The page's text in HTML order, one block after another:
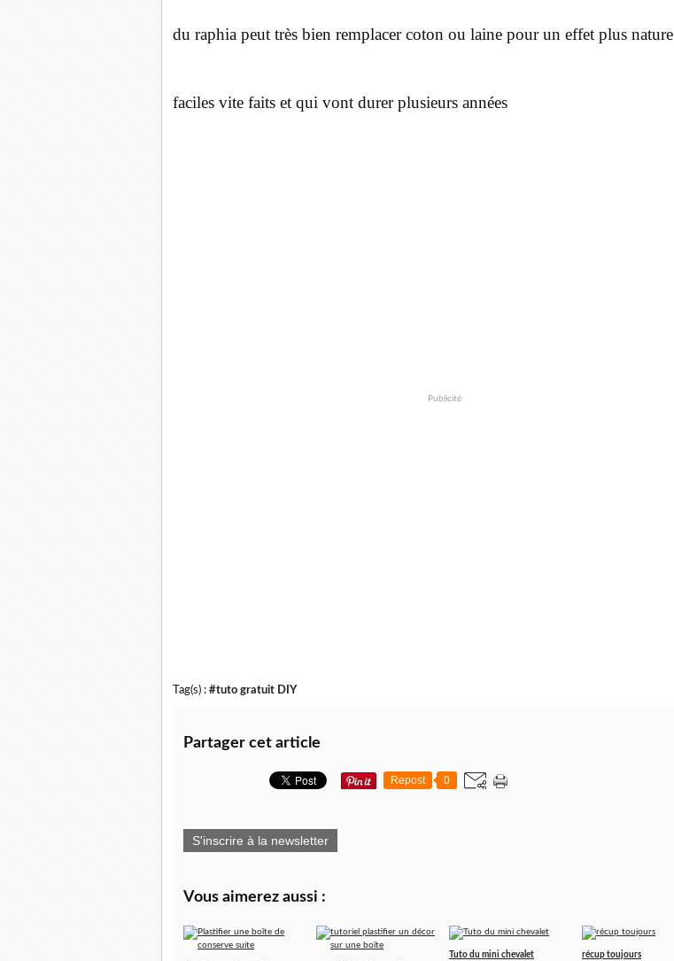
du raphia peut très bien remplacer coton ou laine pour un effet plus nature
faciles vite faits et qui vont durer plusieurs années
Publicité
Tag(s) : #tuto gratuit DIY
Partager cet article
Repost 0
S'inscrire à la newsletter
Vous aimerez aussi :
Tuto du mini chevalet récup toujours